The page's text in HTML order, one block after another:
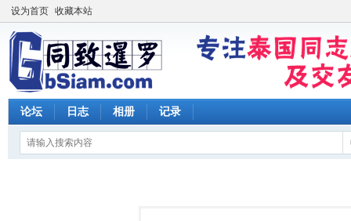
设为首页 收藏本站
论坛 日志 相册 记录